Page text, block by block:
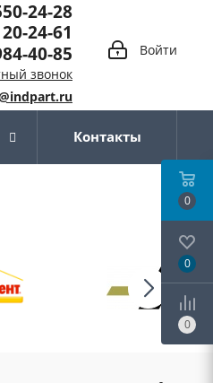
Войти
24-28
24-61
40-85
звонок
Контакты
0
0
0